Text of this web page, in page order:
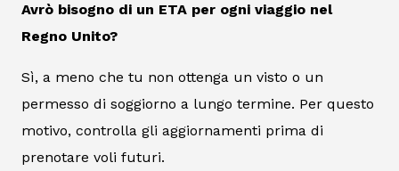
Avrò bisogno di un ETA per ogni viaggio nel
Regno Unito?
Sì, a meno che tu non ottenga un visto o un
permesso di soggiorno a lungo termine. Per questo
motivo, controlla gli aggiornamenti prima di
prenotare voli futuri.